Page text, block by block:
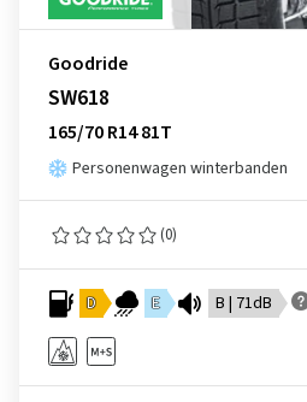
Goodride
SW618
165/70 R14 81T
Personenwagen winterbanden
(0)
D E B | 71dB